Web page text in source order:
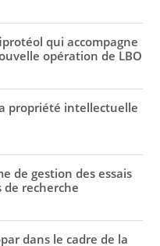
qui accompagne
opération de LBO
propriété intellectuelle
de gestion des essais
de recherche
dans le cadre de la